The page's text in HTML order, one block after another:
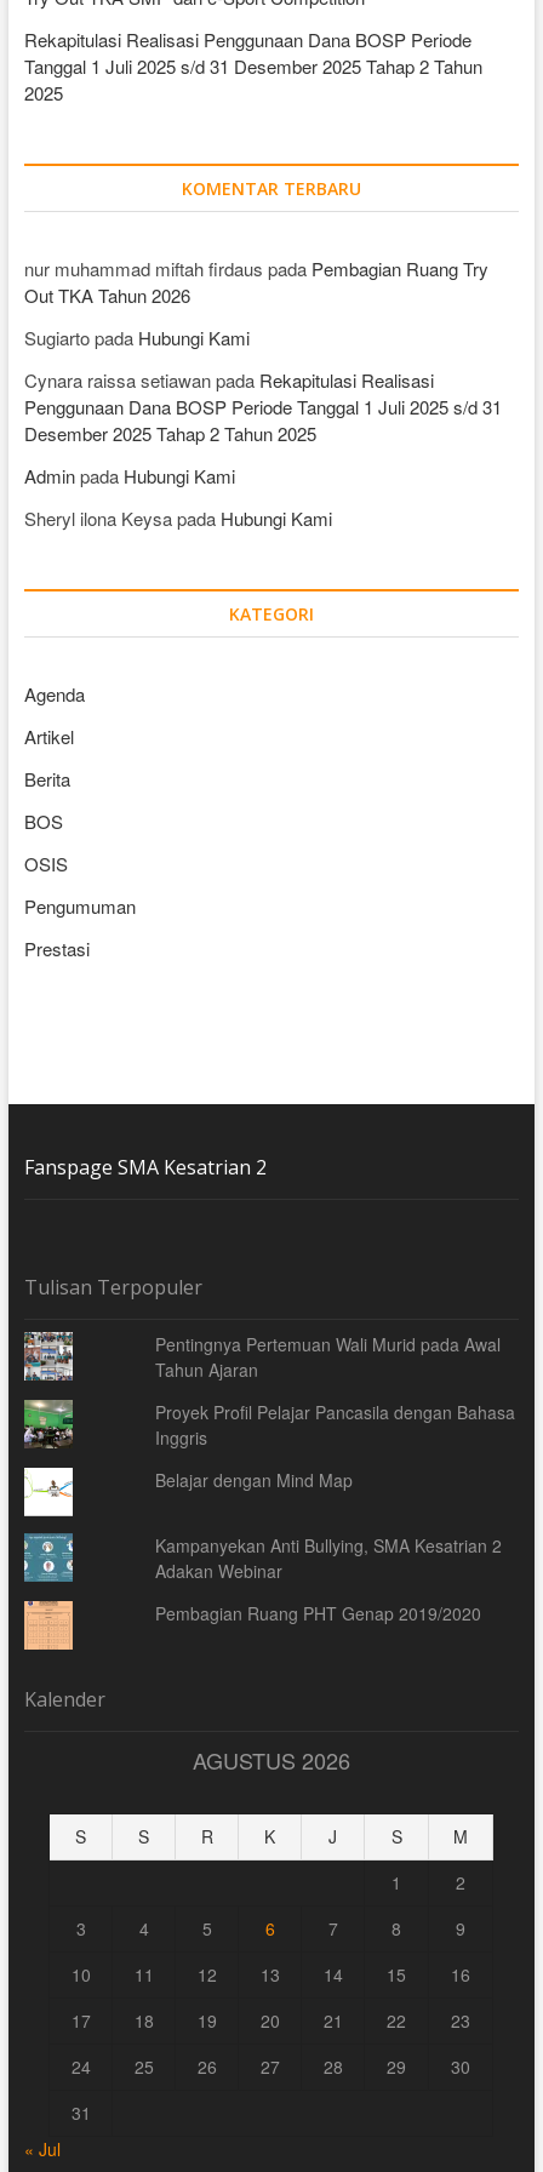
Rekapitulasi Realisasi Penggunaan Dana BOSP Periode
Tanggal 1 Juli 2025 s/d 31 Desember 2025 Tahap 2 Tahun
2025
KOMENTAR TERBARU
nur muhammad miftah firdaus pada Pembagian Ruang Try
Out TKA Tahun 2026
Sugiartopada Hubungi Kami
Cynara raissa setiawanpada Rekapitulasi Realisasi
Penggunaan Dana BOSP Periode Tanggal 1 Juli 2025 s/d 31
Desember 2025 Tahap 2 Tahun 2025
Adminpada Hubungi Kami
Sheryl ilona Keysapada Hubungi Kami
KATEGORI
Agenda
Artikel
Berita
BOS
OSIS
Pengumuman
Prestasi
Fanspage SMA Kesatrian 2
Tulisan Terpopuler
Pentingnya Pertemuan Wali Murid pada Awal
Tahun Ajaran
Proyek Profil Pelajar Pancasila dengan Bahasa
Inggris
Belajar dengan Mind Map
Kampanyekan Anti Bullying, SMA Kesatrian 2
Adakan Webinar
Pembagian Ruang PHT Genap 2019/2020
Kalender
AGUSTUS 2026
S S R K J S
M
1
2
3
4 5 6 7 8
9
10
11 12 13 14 15
16
17
18 19 20 21 22
23
24
25 26 27 28 29
30
31
« Jul